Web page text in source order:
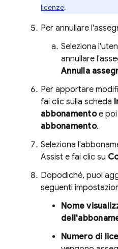
licenze.
Per annullare
Seleziona
annullare
Annulla
Per apportare
fai clic sulla scheda
abbonamentoe poi
abbonamento.
Seleziona
Assist e fai clic su
Dopodiché, puoi
seguenti
Nome
Numero di